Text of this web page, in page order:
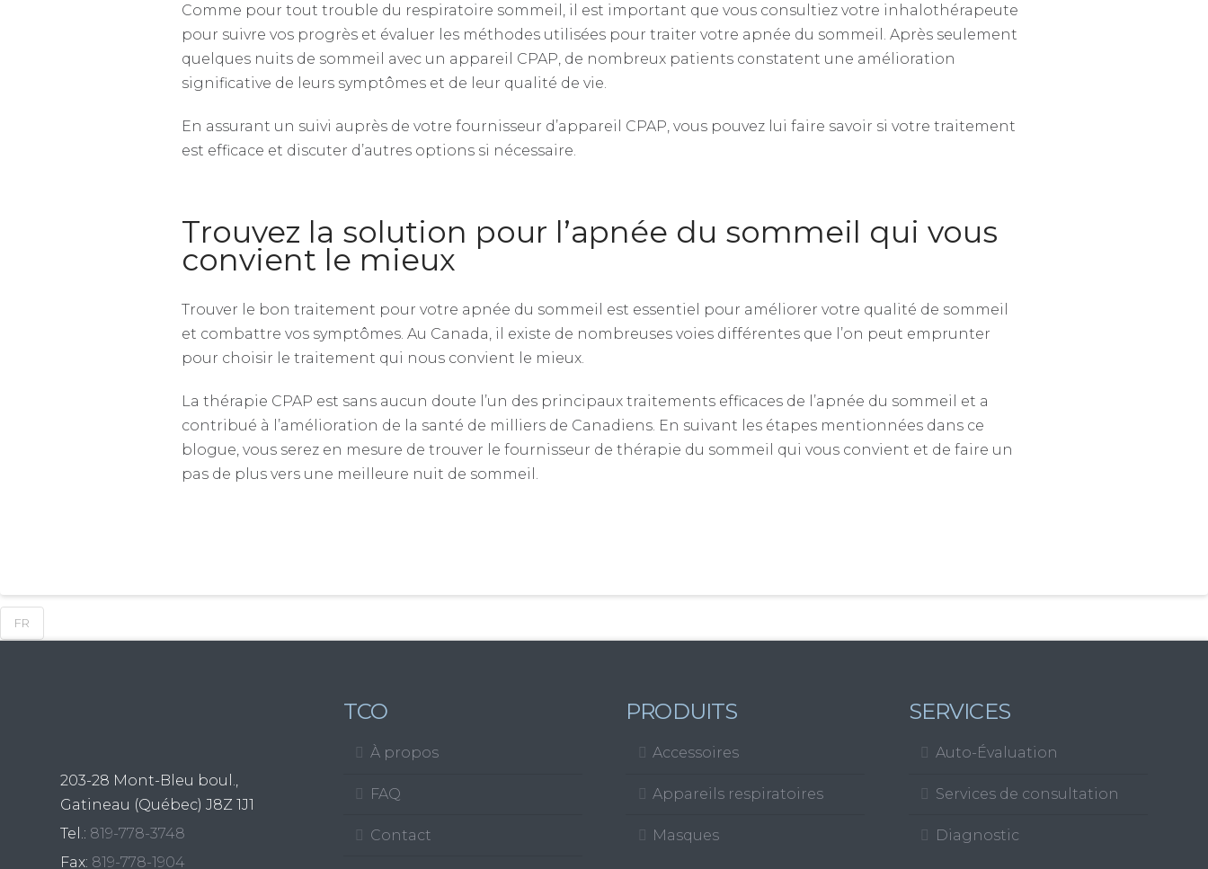
Comme pour tout trouble du respiratoire sommeil, il est important que vous consultiez votre inhalothérapeute
pour suivre vos progrès et évaluer les méthodes utilisées pour traiter votre apnée du sommeil. Après seulement
quelques nuits de sommeil avec un appareil CPAP, de nombreux patients constatent une amélioration
significative de leurs symptômes et de leur qualité de vie.
En assurant un suivi auprès de votre fournisseur d’appareil CPAP, vous pouvez lui faire savoir si votre traitement
est efficace et discuter d’autres options si nécessaire.
Trouvez la solution pour l’apnée du sommeil qui vous
convient le mieux
Trouver le bon traitement pour votre apnée du sommeil est essentiel pour améliorer votre qualité de sommeil
et combattre vos symptômes. Au Canada, il existe de nombreuses voies différentes que l’on peut emprunter
pour choisir le traitement qui nous convient le mieux.
La thérapie CPAP est sans aucun doute l’un des principaux traitements efficaces de l’apnée du sommeil et a
contribué à l’amélioration de la santé de milliers de Canadiens. En suivant les étapes mentionnées dans ce
blogue, vous serez en mesure de trouver le fournisseur de thérapie du sommeil qui vous convient et de faire un
pas de plus vers une meilleure nuit de sommeil.
FR
203-28 Mont-Bleu boul.,
Gatineau (Québec)J8Z 1J1
Tel.: 819-778-3748
Fax: 819-778-1904
TCO
À propos
FAQ
Contact
PRODUITS
Accessoires
Appareils respiratoires
Masques
SERVICES
Auto-Évaluation
Services de consultation
Diagnostic